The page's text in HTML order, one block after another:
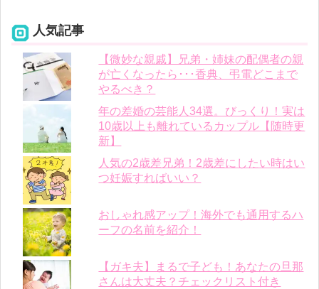
人気記事
【微妙な親戚】兄弟・姉妹の配偶者の親
が亡くなったら･･･香典、弔電どこまで
やるべき？
年の差婚の芸能人34選。びっくり！実は
10歳以上も離れているカップル【随時更
新】
人気の2歳差兄弟！2歳差にしたい時はい
つ妊娠すればいい？
おしゃれ感アップ！海外でも通用するハ
ーフの名前を紹介！
【ガキ夫】まるで子ども！あなたの旦那
さんは大丈夫？チェックリスト付き